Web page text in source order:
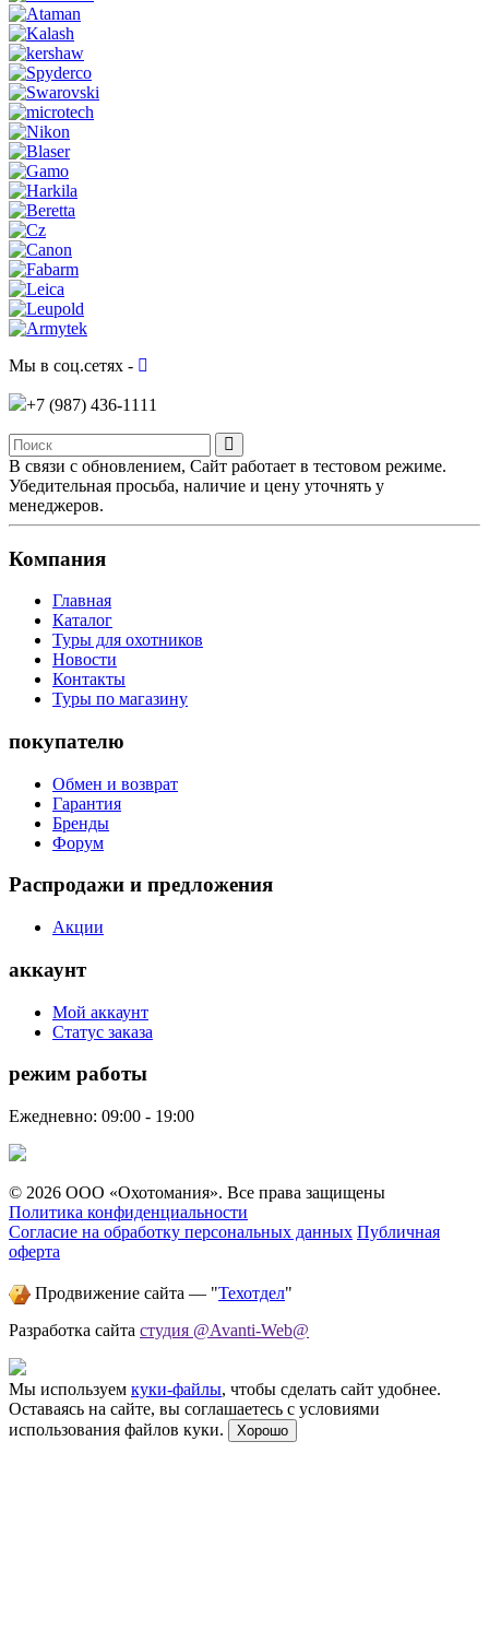
Мы в соц.сетях -
+7 (987) 436-1111
В связи с обновлением, Сайт работает в тестовом режиме.
Убедительная просьба, наличие и цену уточнять у
менеджеров.
Компания
Главная
Каталог
Туры для охотников
Новости
Контакты
Туры по магазину
покупателю
Обмен и возврат
Гарантия
Бренды
Форум
Распродажи и предложения
Акции
аккаунт
Мой аккаунт
Статус заказа
режим работы
Ежедневно: 09:00 - 19:00
© 2026 ООО «Охотомания». Все права защищены
Политика конфиденциальности
Согласие на обработку персональных данных Публичная
оферта
Продвижение сайта — "Техотдел"
Разработка сайта студия @Avanti-Web@
Мы используем куки-файлы, чтобы сделать сайт удобнее.
Оставаясь на сайте, вы соглашаетесь с условиями
использования файлов куки.
Хорошо